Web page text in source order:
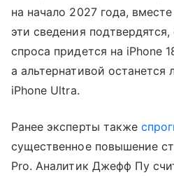
на начало 2027 года, вместе
эти сведения
спроса придется на iPhone
а альтернативой останется
iPhone Ultra.
Ранее эксперты также
существенное повышение
Pro. Аналитик Джефф Пу